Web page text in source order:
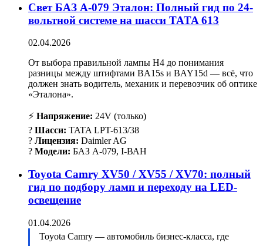
Свет БАЗ А-079 Эталон: Полный гид по 24-
вольтной системе на шасси TATA 613
02.04.2026
От выбора правильной лампы H4 до понимания
разницы между штифтами BA15s и BAY15d — всё, что
должен знать водитель, механик и перевозчик об оптике
«Эталона».
⚡ Напряжение: 24V (только)
? Шасси: TATA LPT-613/38
? Лицензия: Daimler AG
? Модели: БАЗ А-079, І-ВАН
Toyota Camry XV50 / XV55 / XV70: полный
гид по подбору ламп и переходу на LED-
освещение
01.04.2026
Toyota Camry — автомобиль бизнес-класса, где